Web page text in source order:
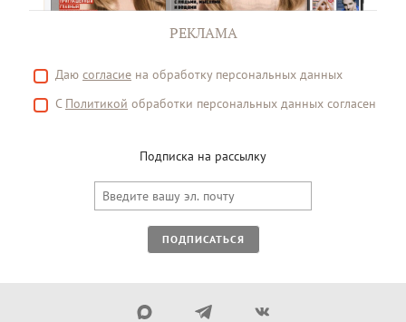
РЕКЛАМА
Даю согласие на обработку персональных данных
С Политикой обработки персональных данных согласен
Подписка на рассылку
ПОДПИСАТЬСЯ